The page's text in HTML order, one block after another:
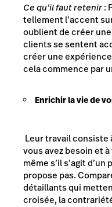
Ce qu’il faut retenir:
tellement l’accent
oublient de créer
clients se sentent
créer une
cela commence par
Enrichir la vie de
Leur travail
vous avez besoin et
même s’il s’agit
propose pas.
détaillants qui
croisée, la